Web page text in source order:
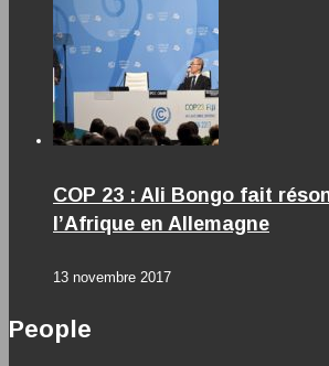
COP 23 : Ali Bongo fait
l’Afrique en Allemagne
13 novembre 2017
People